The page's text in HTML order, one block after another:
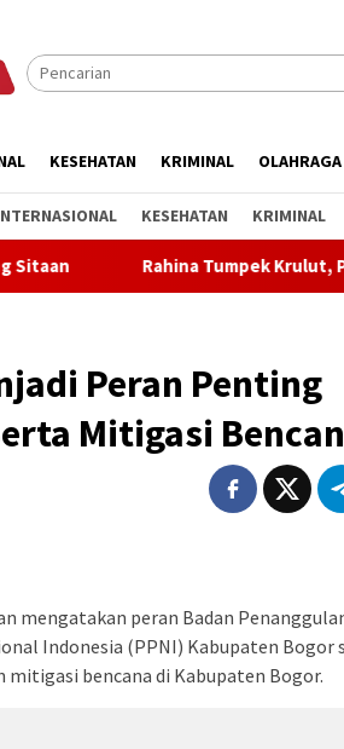
KESEHATAN KRIMINAL OLAHRAGA
KESEHATAN KRIMINAL
Tumpek Krulut, Pemkab Bangli
Peran Penting
Mitigasi
mengatakan peran Badan
Indonesia (PPNI) Kabupaten Bogor
bencana di Kabupaten Bogor.